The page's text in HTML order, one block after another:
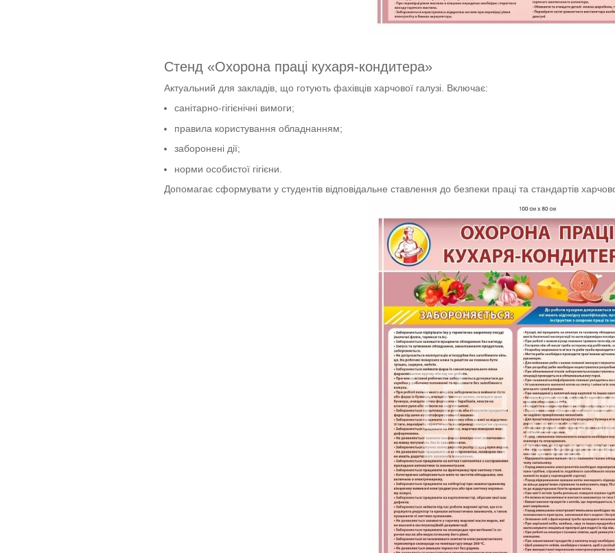
Стенд «Охорона праці кухаря-кондитера»
Актуальний для закладів, що готують фахівців харчової галузі. Включає:
санітарно-гігієнічні вимоги;
правила користування обладнанням;
заборонені дії;
норми особистої гігієни.
Допомагає сформувати у студентів відповідальне ставлення до безпеки праці та стандартів